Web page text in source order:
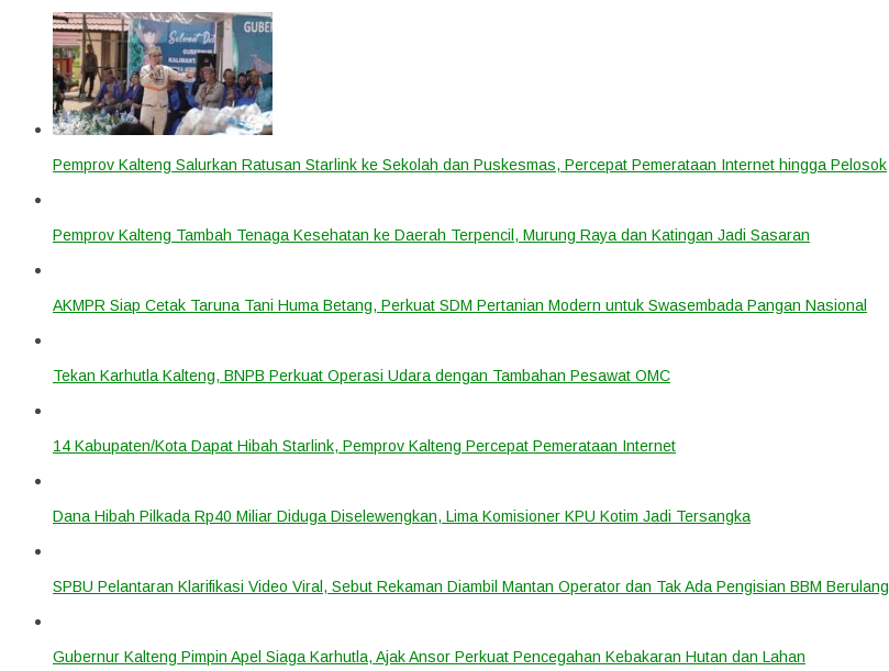
Pemprov Kalteng Salurkan Ratusan Starlink ke Sekolah dan Puskesmas, Percepat Pemerataan Internet hingga Pelosok
Pemprov Kalteng Tambah Tenaga Kesehatan ke Daerah Terpencil, Murung Raya dan Katingan Jadi Sasaran
AKMPR Siap Cetak Taruna Tani Huma Betang, Perkuat SDM Pertanian Modern untuk Swasembada Pangan Nasional
Tekan Karhutla Kalteng, BNPB Perkuat Operasi Udara dengan Tambahan Pesawat OMC
14 Kabupaten/Kota Dapat Hibah Starlink, Pemprov Kalteng Percepat Pemerataan Internet
Dana Hibah Pilkada Rp40 Miliar Diduga Diselewengkan, Lima Komisioner KPU Kotim Jadi Tersangka
SPBU Pelantaran Klarifikasi Video Viral, Sebut Rekaman Diambil Mantan Operator dan Tak Ada Pengisian BBM Berulang
Gubernur Kalteng Pimpin Apel Siaga Karhutla, Ajak Ansor Perkuat Pencegahan Kebakaran Hutan dan Lahan